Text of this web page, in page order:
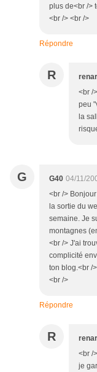
plus de<br />
<br /> <br />
Répondre
R
<br /
peu
la
G G40 04/11/
<br />
la sortie du
semaine. Je
montagnes
<br /> J'ai
complicité
ton blog.<br /
<br />
Répondre
R
<br /
je